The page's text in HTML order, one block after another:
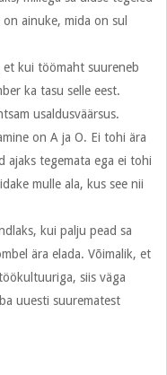
ainuke, mida on sul
kui töömaht suureneb
ka tasu selle eest.
usaldusväärsus.
on A ja O. Ei tohi ära
tegemata ega ei tohi
mulle ala, kus see nii
kui palju pead sa
ära elada. Võimalik, et
siis väga
uuesti suurematest